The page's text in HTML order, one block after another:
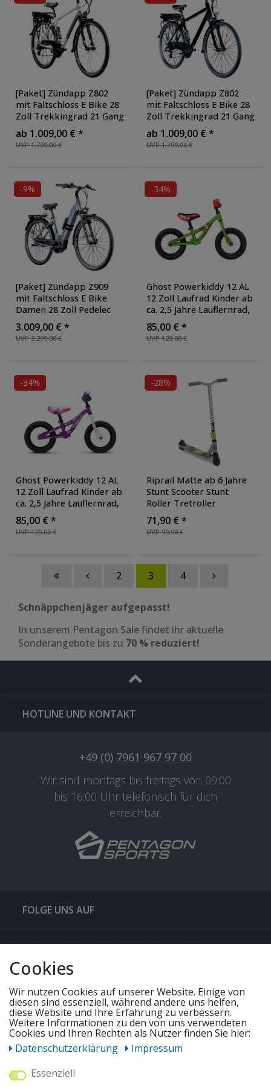
[Paket] Zündapp Z802
mit Faltschloss E Bike 28
Zoll Trekkingrad 21 Gang
Elektrofahrrad StVZO 155
- 185 cm Pedelec Elektro
Trekking Fahrrad
weiß/grau
UVP 1.799,00 €
ab 1.009,00 € *
[Paket] Zündapp Z802
mit Faltschloss E Bike 28
Zoll Trekkingrad 21 Gang
Elektrofahrrad StVZO 155
- 185 cm Pedelec Elektro
Trekking Fahrrad
schwarz/grau
UVP 1.799,00 €
ab 1.009,00 € *
-9%
[Paket] Zündapp Z909
mit Faltschloss E Bike
Damen 28 Zoll Pedelec
150 - 170 cm
Elektrofahrrad Bosch
Damenfahrrad mit 7
mit Faltschloss
grau
UVP 3.299,00 €
3.009,00 € *
-34%
Ghost Powerkiddy 12 AL
12 Zoll Laufrad Kinder ab
ca. 2,5 Jahre Lauflernrad,
Farbe: grün
UVP 129,00 €
85,00 € *
-34%
Ghost Powerkiddy 12 AL
12 Zoll Laufrad Kinder ab
ca. 2,5 Jahre Lauflernrad,
Farbe: lila
UVP 129,00 €
85,00 € *
-28%
Riprail Matte ab 6 Jahre
Stunt Scooter Stunt
Roller Tretroller
Kinderroller Cityroller
Skater Roller Freestyle
für Tricks Kickscooter
UVP 99,90 €
71,90 € *
2 3 4
Schnäppchenjäger aufgepasst!
In unserem Pentagon Sale findet ihr aktuelle
Sonderangebote bis zu 70 % reduziert!
HOTLINE UND KONTAKT
+49 (0) 7961 967 97 00
Wir sind montags bis freitags von 09:00
bis 16:00 Uhr telefonisch für dich
erreichbar.
FOLGE UNS AUF
QUICKLINKS & TIPPS
UNSERE ANGEBOTE
Cookies
Wir nutzen Cookies auf unserer Website. Einige von
diesen sind essenziell, während andere uns helfen,
diese Website und Ihre Erfahrung zu verbessern.
Weitere Informationen zu den von uns verwendeten
Cookies und Ihren Rechten als Nutzer finden Sie hier:
Daten­schutz­erklärung
Impressum
Essenziell